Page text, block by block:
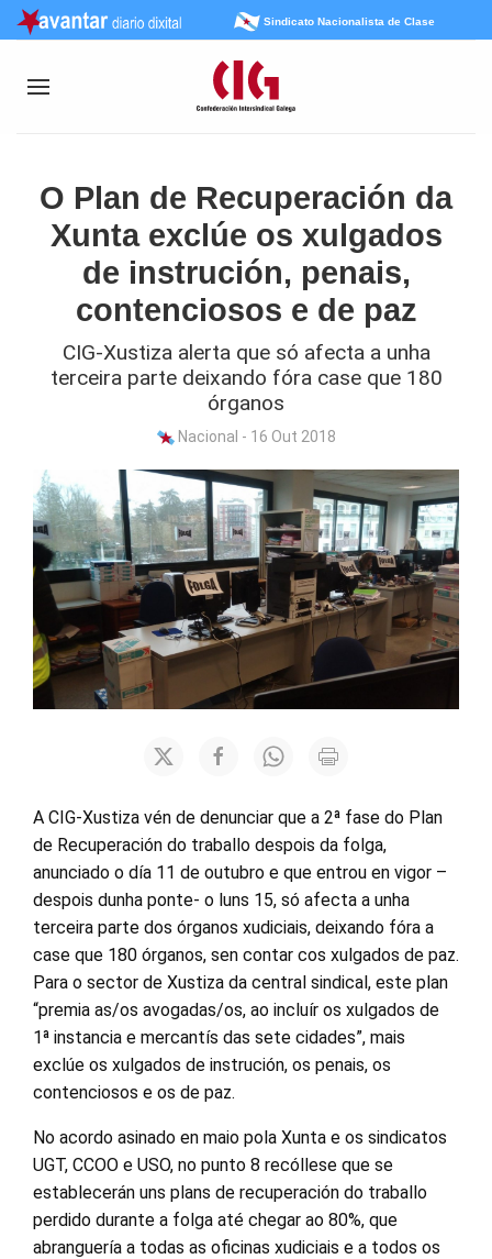
Sindicato Nacionalista de Clase
O Plan de Recuperación da
Xunta exclúe os xulgados
de instrución, penais,
contenciosos e de paz
CIG-Xustiza alerta que só afecta a unha
terceira parte deixando fóra case que 180
órganos
Nacional - 16 Out 2018
A CIG-Xustiza vén de denunciar que a 2ª fase do Plan
de Recuperación do traballo despois da folga,
anunciado o día 11 de outubro e que entrou en vigor –
despois dunha ponte- o luns 15, só afecta a unha
terceira parte dos órganos xudiciais, deixando fóra a
case que 180 órganos, sen contar cos xulgados de paz.
Para o sector de Xustiza da central sindical, este plan
“premia as/os avogadas/os, ao incluír os xulgados de
1ª instancia e mercantís das sete cidades”, mais
exclúe os xulgados de instrución, os penais, os
contenciosos e os de paz.
No acordo asinado en maio pola Xunta e os sindicatos
UGT, CCOO e USO, no punto 8 recóllese que se
establecerán uns plans de recuperación do traballo
perdido durante a folga até chegar ao 80%, que
abranguería a todas as oficinas xudiciais e a todos os